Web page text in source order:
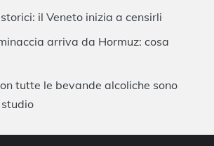
il Veneto inizia a censirli
arriva da Hormuz: cosa
tutte le bevande alcoliche sono